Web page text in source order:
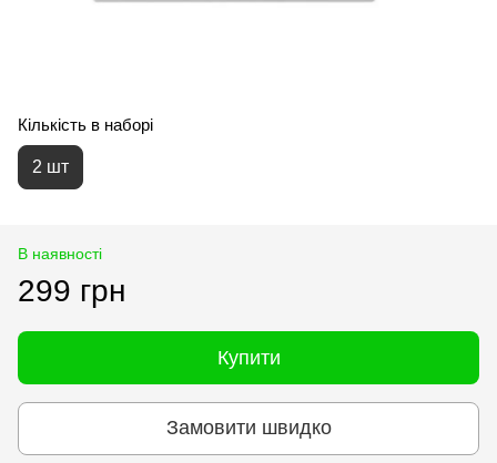
Кількість в наборі
2 шт
В наявності
299 грн
Купити
Замовити швидко